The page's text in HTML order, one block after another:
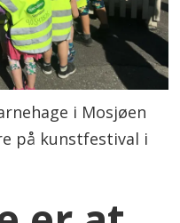
i Mosjøen
på kunstfestival i